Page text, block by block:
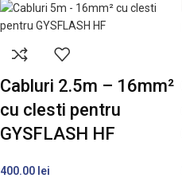
Cabluri 2.5m – 16mm²
cu clesti pentru
GYSFLASH HF
400.00 lei